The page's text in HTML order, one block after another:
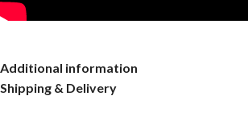
Additional information
Shipping & Delivery